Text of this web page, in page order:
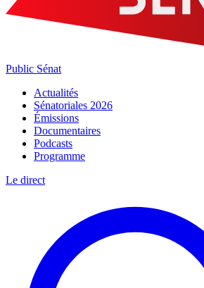
Public Sénat
Actualités
Sénatoriales 2026
Émissions
Documentaires
Podcasts
Programme
Le direct